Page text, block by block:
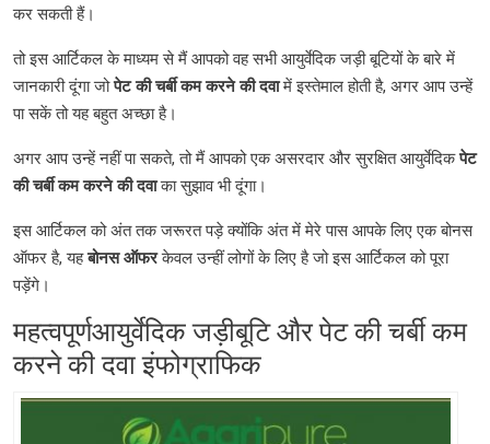
कर सकती हैं।
तो इस आर्टिकल के माध्यम से मैं आपको वह सभी आयुर्वेदिक जड़ी बूटियों के बारे में
जानकारी दूंगा जोपेटकीचर्बीकमकरनेकीदवामें इस्तेमाल होती है, अगर आप उन्हें
पा सकें तो यह बहुत अच्छा है।
अगर आप उन्हें नहीं पा सकते, तो मैं आपको एक असरदार और सुरक्षित आयुर्वेदिकपेट
कीचर्बीकमकरनेकीदवाका सुझाव भी दूंगा।
इस आर्टिकल को अंत तक जरूरत पड़े क्योंकि अंत में मेरे पास आपके लिए एक बोनस
ऑफर है, यहबोनसऑफरकेवल उन्हीं लोगों के लिए है जो इस आर्टिकल को पूरा
पड़ेंगे।
महत्वपूर्णआयुर्वेदिक जड़ीबूटि और पेट की चर्बी कम
करने की दवा इंफोग्राफिक